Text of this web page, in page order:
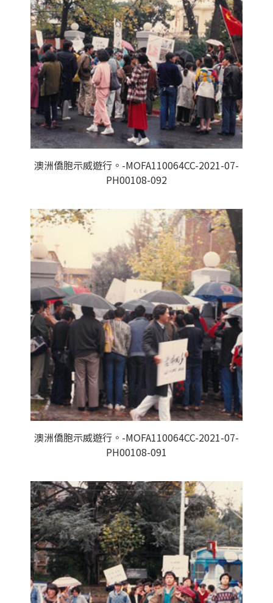
澳洲僑胞示威遊行。-MOFA110064CC-2021-07-
PH00108-092
澳洲僑胞示威遊行。-MOFA110064CC-2021-07-
PH00108-091